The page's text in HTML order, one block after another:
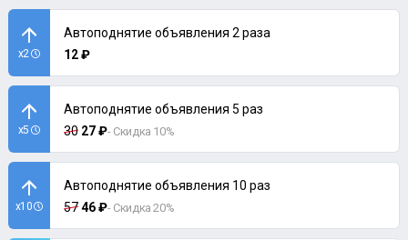
x2
Автоподнятие объявления 2 раза
12 ₽
x5
Автоподнятие объявления 5 раз
30 27 ₽- Скидка 10%
x10
Автоподнятие объявления 10 раз
5746 ₽- Скидка 20%